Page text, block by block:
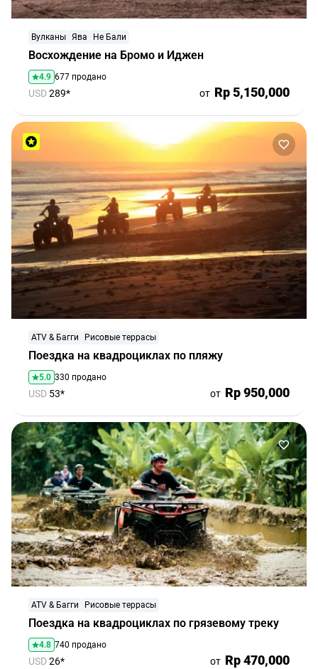
Восхождение на Бромо и Иджен
Вулканы Ява Не Бали
4.9 677 продано
USD289* от Rp 5,150,000
Поездка на квадроциклах по пляжу
ATV & Багги Рисовые террасы
5.0 330 продано
USD 53* от Rp 950,000
Поездка на квадроциклах по грязевому треку
ATV & Багги Рисовые террасы
4.8 740 продано
USD26* от Rp 470,000